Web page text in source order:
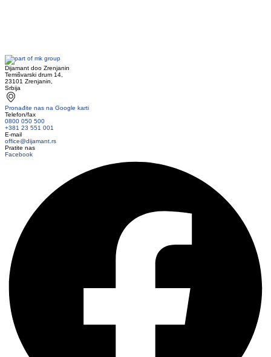
Dijamant doo Zrenjanin
Temišvarski drum 14,
23101 Zrenjanin,
Srbija
Pronađite nas na Google karti
Telefon/fax
0800 050 500
+381 23 551 001
E-mail
office@dijamant.rs
Pratite nas
Facebook